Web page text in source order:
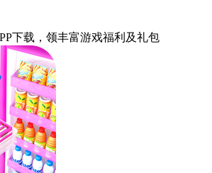
下载 ，领丰富游戏福利 及礼包